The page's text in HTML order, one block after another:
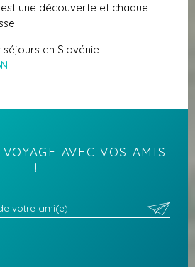
une découverte et chaque
en Slovénie
AVEC VOS AMIS
!